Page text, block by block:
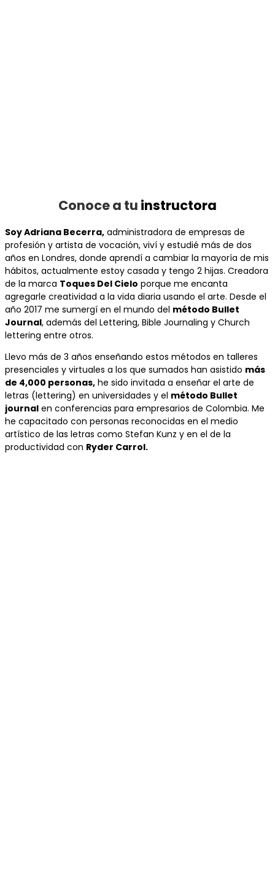
Conoce a tu instructora
Soy Adriana Becerra, administradora de empresas de
profesión y artista de vocación, viví y estudié más de dos
años en Londres, donde aprendí a cambiar la mayoría de mis
hábitos, actualmente estoy casada y tengo 2 hijas. Creadora
de la marca Toques Del Cielo porque me encanta
agregarle creatividad a la vida diaria usando el arte. Desde el
año 2017 me sumergí en el mundo del método Bullet
Journal, además del Lettering, Bible Journaling y Church
lettering entre otros.
Llevo más de 3 años enseñando estos métodos en talleres
presenciales y virtuales a los que sumados han asistido más
de 4,000 personas, he sido invitada a enseñar el arte de
letras (lettering) en universidades y el método Bullet
journal en conferencias para empresarios de Colombia. Me
he capacitado con personas reconocidas en el medio
artístico de las letras como Stefan Kunz y en el de la
productividad con Ryder Carrol.